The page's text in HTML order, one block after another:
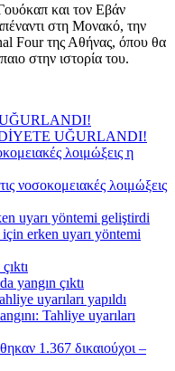
και τον Εβάν
στη Μονακό, την
Four της Αθήνας, όπου θα
στην ιστορία του.
UĞURLANDI!
νοσοκομειακές λοιμώξεις
erken uyarı yöntemi
yangın çıktı
Tahliye uyarıları